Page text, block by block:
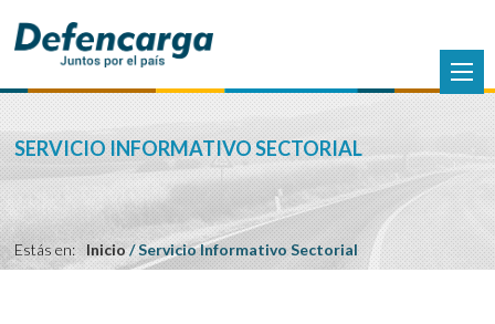
SERVICIO INFORMATIVO SECTORIAL
Estás en: Inicio/Servicio Informativo Sectorial